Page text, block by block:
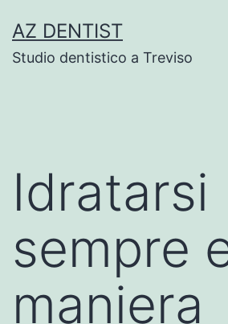
to
content
AZ DENTIST
Studio dentistico a Treviso
Idratarsi
sempre
maniera